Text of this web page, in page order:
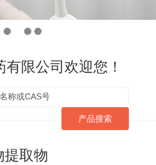
有限公司欢迎您！
产品搜索
提取物